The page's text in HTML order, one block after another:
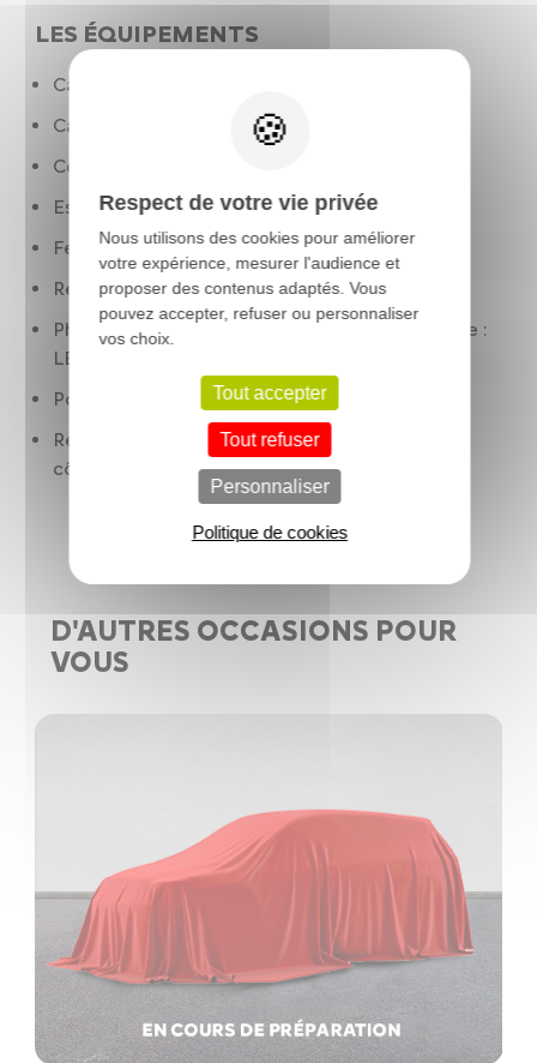
LES ÉQUIPEMENTS
Cable de charge mode 2
Capacité du coffre(l) :
Contrôle des phares:
Essuie-glaces
Feux à LED
Récupération d'énergie au freinage
Phares feux de croisement : LED. feux de route :
LED
Port de chargement USB : avant
Rétroviseurs extérieurs : côté conducteur et
côté passager
D'AUTRES OCCASIONS POUR
VOUS
Respect de votre vie privée
Nous utilisons des cookies pour améliorer
votre expérience, mesurer l'audience et
proposer des contenus adaptés. Vous
pouvez accepter, refuser ou personnaliser
vos choix.
Tout accepter
Tout refuser
Personnaliser
Politique de cookies